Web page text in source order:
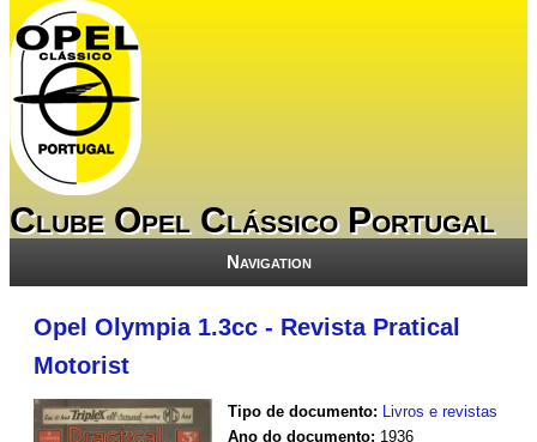
Clube Opel Clássico Portugal
Navigation
Opel Olympia 1.3cc - Revista Pratical
Motorist
Tipo de documento: Livros e revistas
Ano do documento: 1936